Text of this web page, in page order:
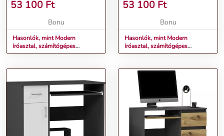
SZÍNVÁLTOZATOKBAN
SONOMA MIX FEHÉR
53 100 Ft
Bonu
Hasonlók, mint Modern
íróasztal, számítógépes
íróasztal MODERN N-10 -
sonoma mix fehér
SZÍNVÁLTOZATOKBAN
53 100 Ft
Bonu
Hasonlók, mint Modern
íróasztal, számítógépes
íróasztal MODERN N-10 -
fehér